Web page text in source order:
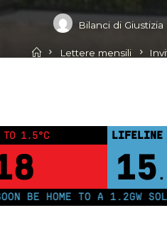
Bilanci di Giustizia
HomeLettere mensili
TO 1.5°C LIFELINE
15 .
HOME TO A 1.2GW